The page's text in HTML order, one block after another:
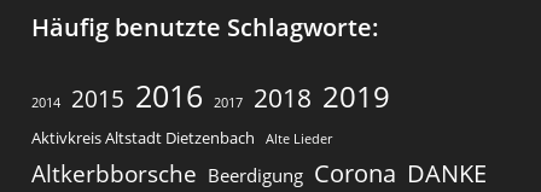
Häufig benutzte Schlagworte:
2014 2015 2016 2017 2018 2019
Aktivkreis Altstadt Dietzenbach Alte Lieder
Altkerbborsche Beerdigung Corona DANKE